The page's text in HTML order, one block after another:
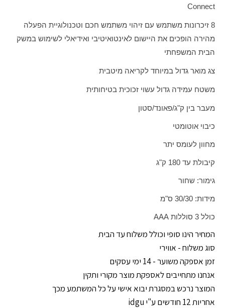
Connect
8 זיכרונות משתמש עם זיהוי משתמש חכם וטכנולוגיית הפעלה
מהירה הופכים את היישום לאינטואיטיבי ואידיאלי לשימוש במשק
הבית המשפחתי
צג מואר גדול במיוחד לקריאה מיטבית
משטח עמידה גדול עשוי זכוכית בטיחותית
מעבר בין ק"ג/פאונד/סטון
כיבוי אוטומטי
מחוון לעומס יתר
קיבולת עד 180 ק"ג
גימור: שחור
מידות: 30/30 ס"מ
כולל 3 סוללות AAA
המחיר הינו סופי וכולל משלוח עד הבית
סוג משלוח - אווירי
זמן אספקה משוער - 14 ימי עסקים
אנחנו מתחייבים לאספקת מוצר מקורי ותקין
המוצר נרכש במסגרת יבוא אישי על כל המשתמע מכך
אחריות 12 חודשים ע"י idgu